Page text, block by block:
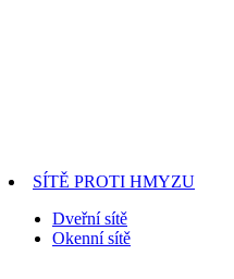
SÍTĚ PROTI HMYZU
Dveřní sítě
Okenní sítě